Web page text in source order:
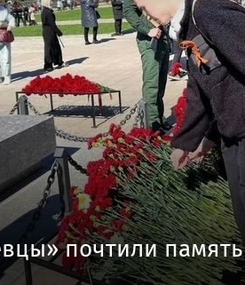
почтили память